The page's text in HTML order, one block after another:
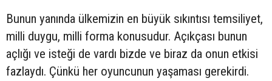
Bunun yanında ülkemizin en büyük sıkıntısı temsiliyet,
milli duygu, milli forma konusudur. Açıkçası bunun
açlığı ve isteği de vardı bizde ve biraz da onun etkisi
fazlaydı. Çünkü her oyuncunun yaşaması gerekirdi.